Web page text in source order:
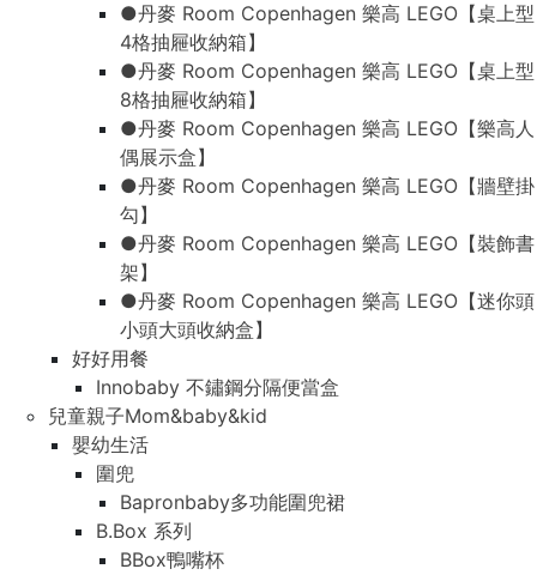
●丹麥 Room Copenhagen 樂高 LEGO【桌上型
4格抽屜收納箱】
●丹麥 Room Copenhagen 樂高 LEGO【桌上型
8格抽屜收納箱】
●丹麥 Room Copenhagen 樂高 LEGO【樂高人
偶展示盒】
●丹麥 Room Copenhagen 樂高 LEGO【牆壁掛
勾】
●丹麥 Room Copenhagen 樂高 LEGO【裝飾書
架】
●丹麥 Room Copenhagen 樂高 LEGO【迷你頭
小頭大頭收納盒】
好好用餐
Innobaby 不鏽鋼分隔便當盒
兒童親子Mom&baby&kid
嬰幼生活
圍兜
Bapronbaby多功能圍兜裙
B.Box 系列
BBox鴨嘴杯